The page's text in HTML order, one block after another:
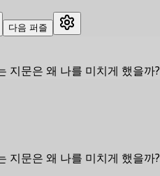
다음 퍼즐
지문은 왜 나를 미치게 했을까?
지문은 왜 나를 미치게 했을까?